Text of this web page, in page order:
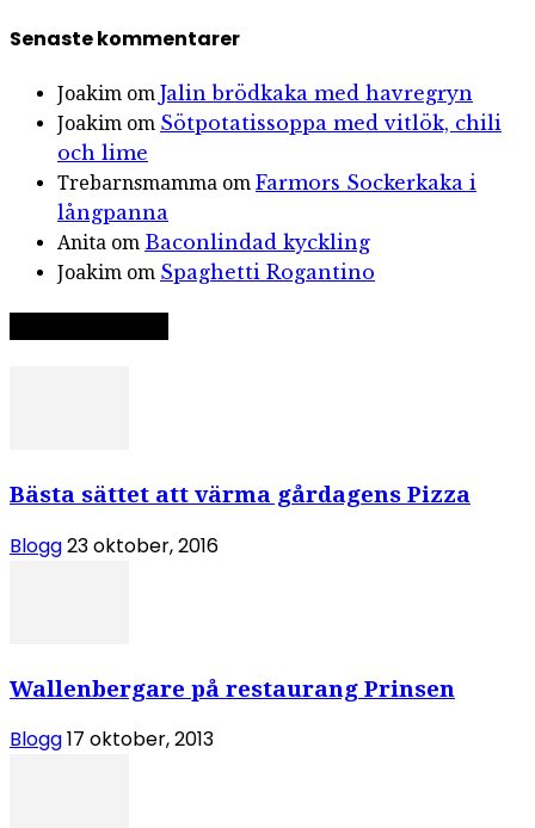
Senaste kommentarer
Joakim om Jalin brödkaka med havregryn
Joakim om Sötpotatissoppa med vitlök, chili
och lime
Trebarnsmamma om Farmors Sockerkaka i
långpanna
Anita om Baconlindad kyckling
Joakim om Spaghetti Rogantino
Bästa sättet att värma gårdagens Pizza
Blogg23 oktober, 2016
Wallenbergare på restaurang Prinsen
Blogg17 oktober, 2013